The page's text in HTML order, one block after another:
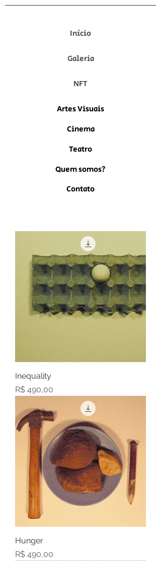
Início
Galeria
NFT
Artes Visuais
Cinema
Teatro
Quem somos?
Contato
Inequality
Preço
R$ 490,00
Hunger
Preço
R$ 490,00